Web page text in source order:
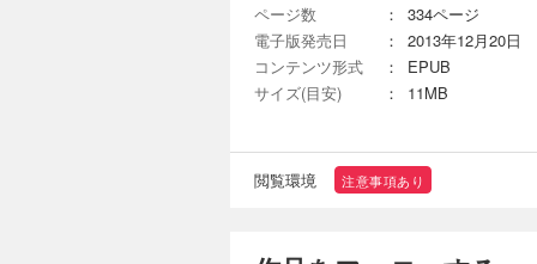
ページ数
：
334ページ
電子版発売日
：
2013年12月20日
コンテンツ形式
：
EPUB
サイズ(目安)
： 11MB
閲覧環境 注意事項あり